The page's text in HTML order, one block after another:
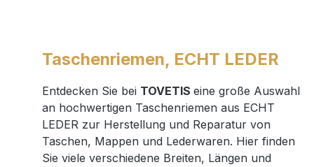
Taschenriemen, ECHT LEDER
Entdecken Sie bei TOVETIS eine große Auswahl
an hochwertigen Taschenriemen aus ECHT
LEDER zur Herstellung und Reparatur von
Taschen, Mappen und Lederwaren. Hier finden
Sie viele verschiedene Breiten, Längen und